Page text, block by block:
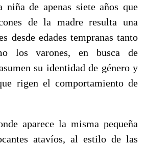
niña de apenas siete años que
de la madre resulta una
desde edades tempranas tanto
los varones, en busca de
su identidad de género y
rigen el comportamiento de
aparece la misma pequeña
atavíos, al estilo de las